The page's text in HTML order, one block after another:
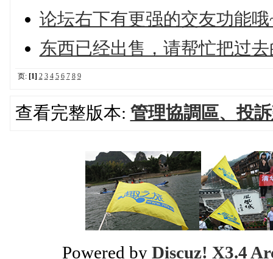
论坛右下有更强的交友功能
东西已经出售，请帮忙把过
页: [1] 2 3 4 5 6 7 8 9
查看完整版本: 管理協調區、投
Powered by Discuz! X3.4